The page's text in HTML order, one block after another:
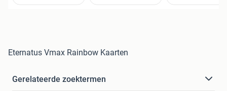
Eternatus Vmax Rainbow Kaarten
Gerelateerde zoektermen